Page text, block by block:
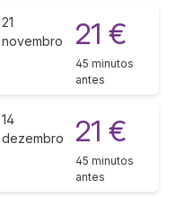
21
novembro
21 €
45 minutos
antes
14
dezembro
21 €
45 minutos
antes